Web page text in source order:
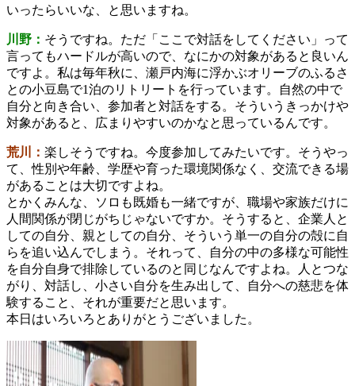
いったらいいな、と思いますね。
川野： そうですね。ただ「ここで対話をしてください」って
言ってもハードルが高いので、なにかの対象があると良いん
ですよ。私は毎年秋に、瀬戸内海に浮かぶオリーブのふるさ
との小豆島で1泊のリトリートを行っています。自然の中で
自分と向き合い、参加者と対話をする。そういうきっかけや
対象があると、広まりやすいのかなと思っているんです。
荒川： 楽しそうですね。今度参加してみたいです。そうやっ
て、性別や年齢、学歴や育った環境関係なく、交流できる場
があることは大切ですよね。
とかくみんな、ソロも既婚も一緒ですが、職場や家族だけに
人間関係が閉じがちじゃないですか。そうすると、企業人と
しての自分、親としての自分、そういう単一の自分の殻に自
らを追い込んでしまう。それって、自分の中の多様な可能性
を自分自身で排除しているのと同じなんですよね。人とつな
がり、対話し、小さい自分を生み出して、自分への慈悲を体
験すること、それが重要だと思います。
本日はいろいろとありがとうございました。